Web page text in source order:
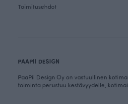
Toimitusehdot
PAAPII DESIGN
PaaPii Design Oy on vastuullinen
toiminta perustuu kestävyydelle,